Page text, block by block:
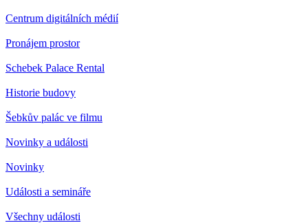
Centrum digitálních médií
Pronájem prostor
Schebek Palace Rental
Historie budovy
Šebkův palác ve filmu
Novinky a události
Novinky
Události a semináře
Všechny události